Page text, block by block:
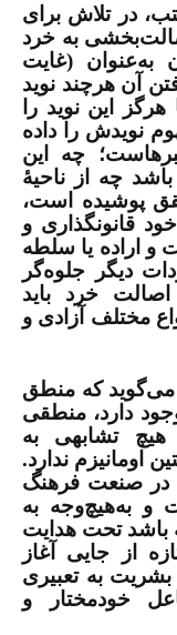
در تلاش برای
به خرد
به‌عنوان (غایت
آن هرچند نوید
این نوید را
نویدش را داده
چه این
چه از ناحیۀ
پوشیده است،
قانونگذاری و
و اراده یا سلطه
دیگر جلوه‌گر
خرد باید
مختلف آزادی و
می‌گوید که منطق
دارد، منطقی
تشابهی به
اومانیزم ندارد.
در صنعت فرهنگ
و به‌هیچ‌وجه به
باشد تحت هدایت
از جایی آغاز
به تعبیری
خودمختار و